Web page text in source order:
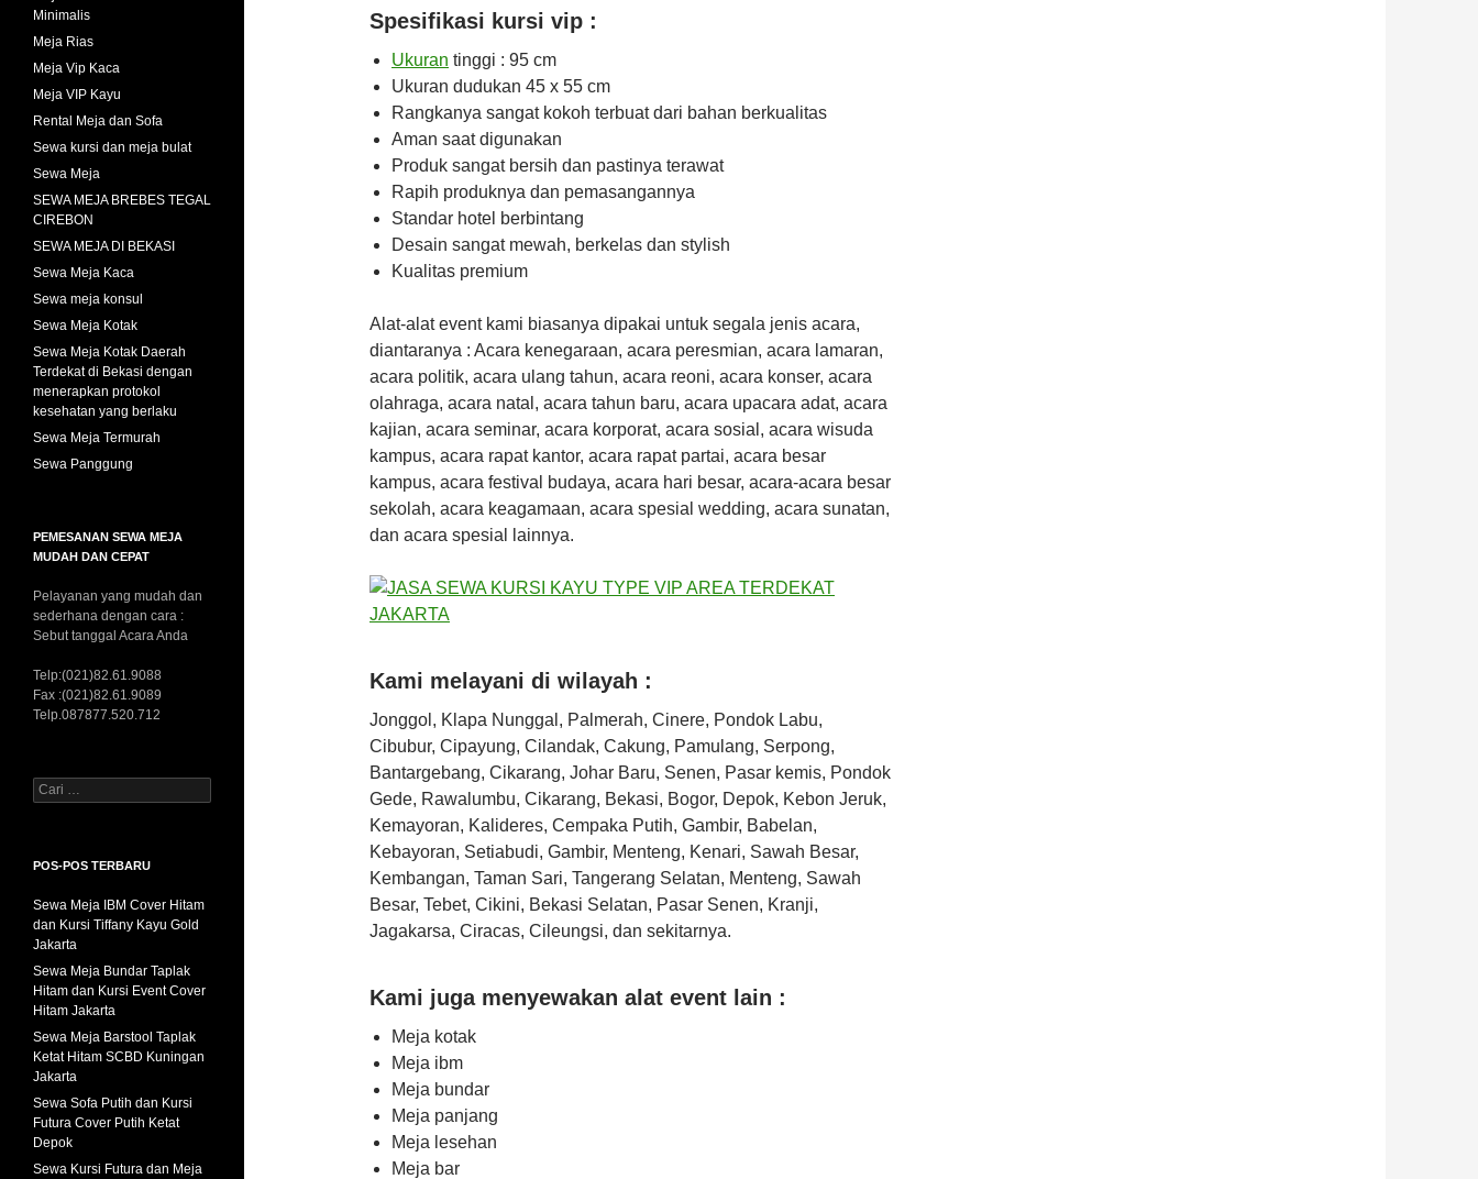
Spesifikasi kursi vip :
Ukuran tinggi : 95 cm
Ukuran dudukan 45 x 55 cm
Rangkanya sangat kokoh terbuat dari bahan berkualitas
Aman saat digunakan
Produk sangat bersih dan pastinya terawat
Rapih produknya dan pemasangannya
Standar hotel berbintang
Desain sangat mewah, berkelas dan stylish
Kualitas premium
Alat-alat event kami biasanya dipakai untuk segala jenis acara,
diantaranya : Acara kenegaraan, acara peresmian, acara lamaran,
acara politik, acara ulang tahun, acara reoni, acara konser, acara
olahraga, acara natal, acara tahun baru, acara upacara adat, acara
kajian, acara seminar, acara korporat, acara sosial, acara wisuda
kampus, acara rapat kantor, acara rapat partai, acara besar
kampus, acara festival budaya, acara hari besar, acara-acara besar
sekolah, acara keagamaan, acara spesial wedding, acara sunatan,
dan acara spesial lainnya.
Kami melayani di wilayah :
Jonggol, Klapa Nunggal, Palmerah, Cinere, Pondok Labu,
Cibubur, Cipayung, Cilandak, Cakung, Pamulang, Serpong,
Bantargebang, Cikarang, Johar Baru, Senen, Pasar kemis, Pondok
Gede, Rawalumbu, Cikarang, Bekasi, Bogor, Depok, Kebon Jeruk,
Kemayoran, Kalideres, Cempaka Putih, Gambir, Babelan,
Kebayoran, Setiabudi, Gambir, Menteng, Kenari, Sawah Besar,
Kembangan, Taman Sari, Tangerang Selatan, Menteng, Sawah
Besar, Tebet, Cikini, Bekasi Selatan, Pasar Senen, Kranji,
Jagakarsa, Ciracas, Cileungsi, dan sekitarnya.
Kami juga menyewakan alat event lain :
Meja kotak
Meja ibm
Meja bundar
Meja panjang
Meja lesehan
Meja bar
Minimalis
Meja Rias
Meja Vip Kaca
Meja VIP Kayu
Rental Meja dan Sofa
Sewa kursi dan meja bulat
Sewa Meja
SEWA MEJA BREBES TEGAL
CIREBON
SEWA MEJA DI BEKASI
Sewa Meja Kaca
Sewa meja konsul
Sewa Meja Kotak
Sewa Meja Kotak Daerah
Terdekat di Bekasi dengan
menerapkan protokol
kesehatan yang berlaku
Sewa Meja Termurah
Sewa Panggung
PEMESANAN SEWA MEJA
MUDAH DAN CEPAT
Pelayanan yang mudah dan
sederhana dengan cara :
Sebut tanggal Acara Anda
Telp:(021)82.61.9088
Fax :(021)82.61.9089
Telp.087877.520.712
C
a
u
t
u
k
:
POS-POS TERBARU
Sewa Meja IBM Cover Hitam
dan Kursi Tiffany Kayu Gold
Jakarta
Sewa Meja Bundar Taplak
Hitam dan Kursi Event Cover
Hitam Jakarta
Sewa Meja Barstool Taplak
Ketat Hitam SCBD Kuningan
Jakarta
Sewa Sofa Putih dan Kursi
Futura Cover Putih Ketat
Depok
Sewa Kursi Futura dan Meja